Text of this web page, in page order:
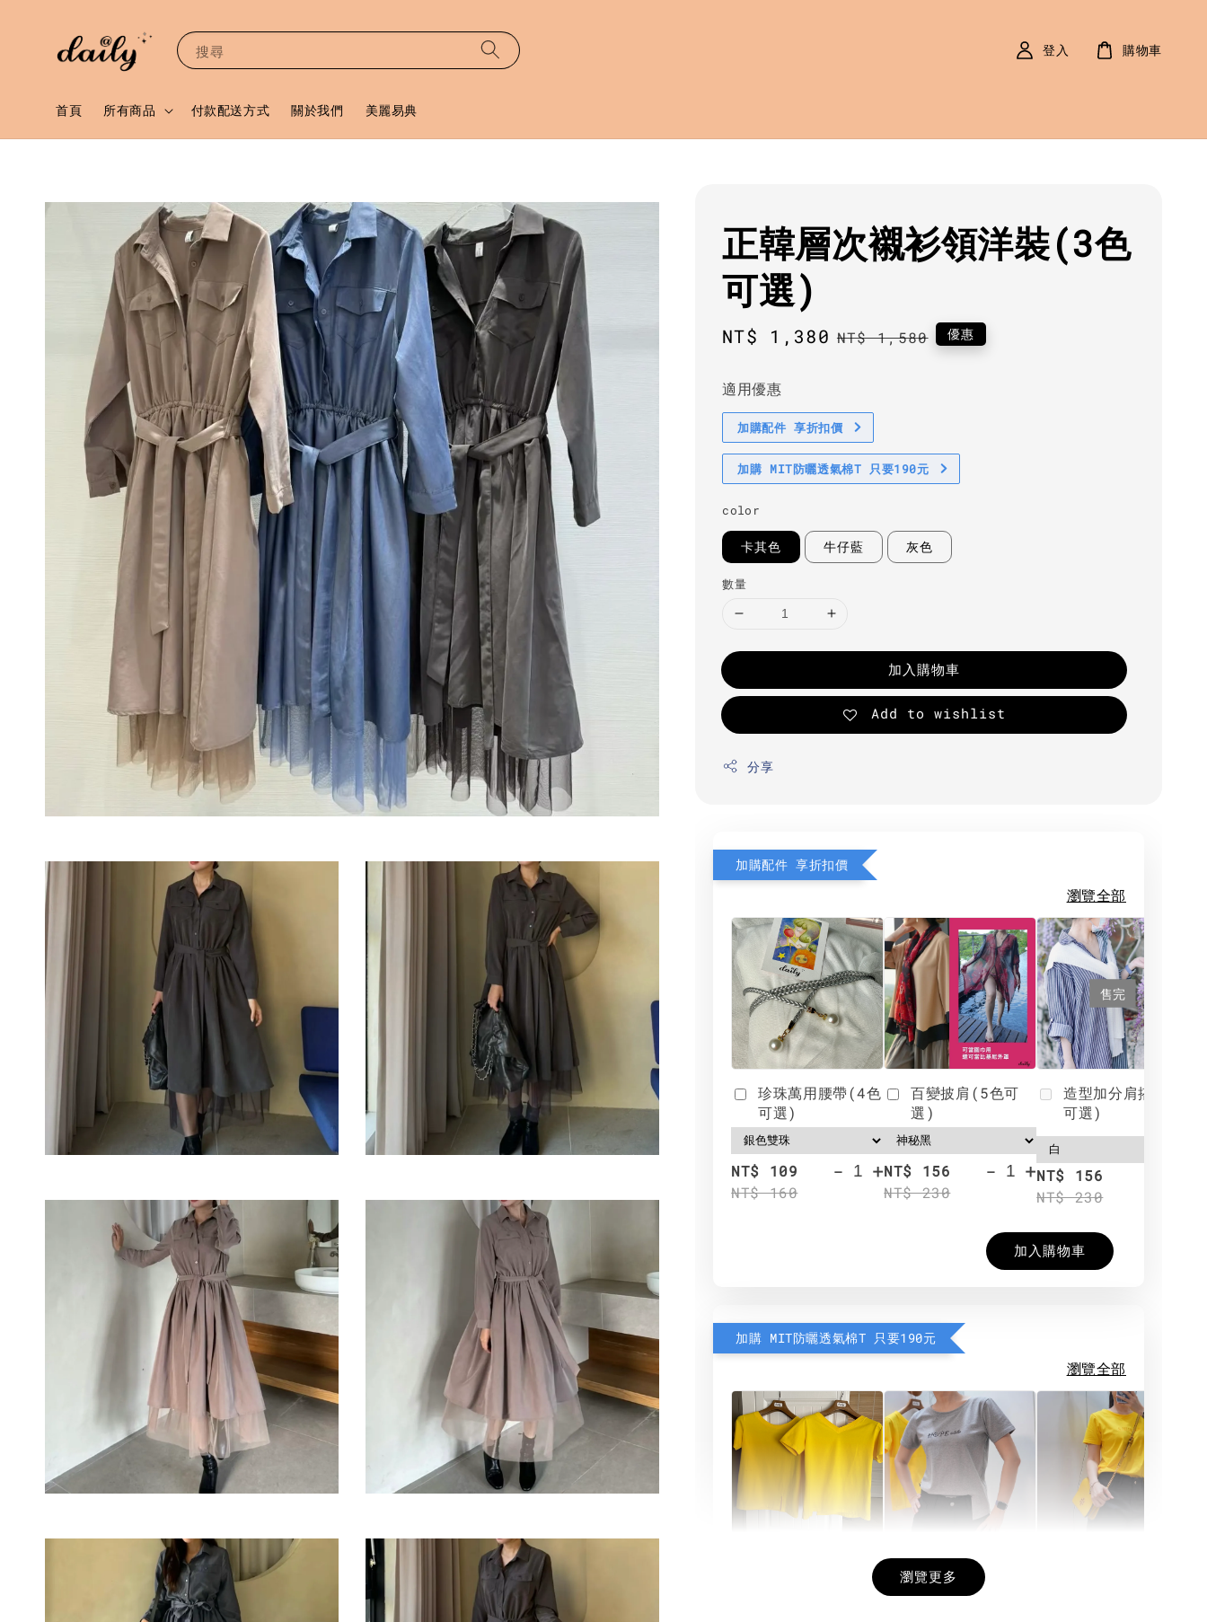
搜尋
首頁 所有商品 付款配送方式 關於我們 美麗易典
登入 購物車
正韓層次襯衫領洋裝(3色
可選)
Sale
NT$ 1,380 Regular
NT$ 1,580 優惠
適用優惠
加購配件 享折扣價
加購 MIT防曬透氣棉T 只要190元
color
卡其色 牛仔藍 灰色
數量
加入購物車
Add to wishlist
分享
加購配件 享折扣價
瀏覽全部
珍珠萬用腰帶(4色
可選)
NT$ 109
NT$ 160
- +
百變披肩(5色可
選)
NT$ 156
NT$ 230
- +
售完
造型加分肩搭(4色
可選)
NT$ 156
NT$ 230
加入購物車
加購 MIT防曬透氣棉T 只要190元
瀏覽全部
希望相隨雙面T
瀏覽更多